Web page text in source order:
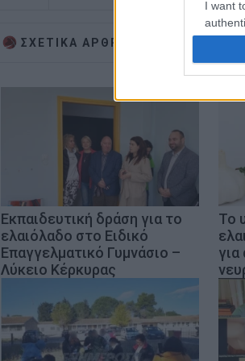
I want
ΣΧΕΤΙΚA AΡΘΡΑ
Εκπαιδευτική δράση για το
ελαιόλαδο στο Ειδικό
Επαγγελματικό Γυμνάσιο –
Λύκειο Κέρκυρας
Το
για